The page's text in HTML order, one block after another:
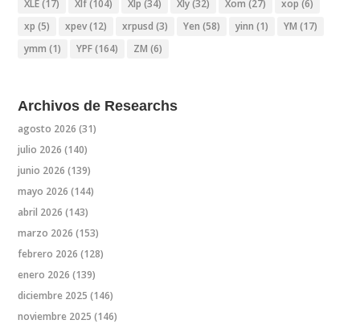
XLE(17) Xlf(104) Xlp (34) Xly(32) Xom (27) xop (6)
xp (5) xpev(12) xrpusd (3) Yen (58) yinn (1) YM (17)
ymm (1) YPF(164) ZM (6)
Archivos de Researchs
agosto 2026 (31)
julio 2026 (140)
junio 2026 (139)
mayo 2026 (144)
abril 2026 (143)
marzo 2026 (153)
febrero 2026 (128)
enero 2026 (139)
diciembre 2025 (146)
noviembre 2025 (146)